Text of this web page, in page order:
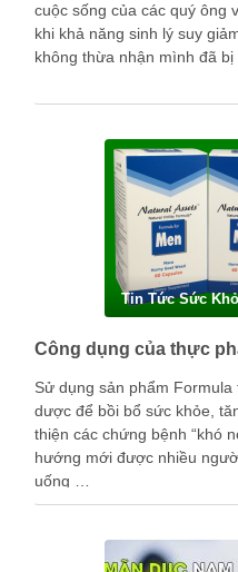
cuộc sống của các quý ông
khi khả năng sinh lý suy
không thừa nhận mình đã
Tin Tức Sức
Sử dụng sản phẩm
dược để bồi bổ sức khỏe,
thiện các chứng bệnh “khó
hướng mới được nhiều
uống …